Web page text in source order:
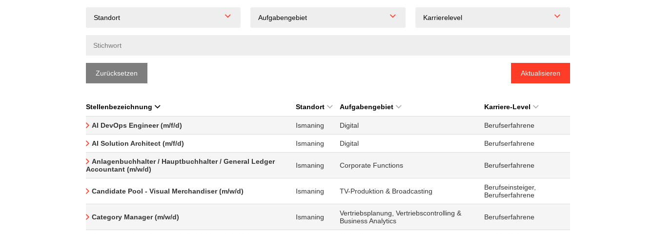
Standort Aufgabengebiet Karrierelevel
Zurücksetzen Aktualisieren
Stellenbezeichnung Standort Aufgabengebiet Karriere-Level
AI DevOps Engineer (m/f/d) Ismaning Digital Berufserfahrene
AI Solution Architect (m/f/d) Ismaning Digital Berufserfahrene
Anlagenbuchhalter / Hauptbuchhalter / General Ledger
Accountant (m/w/d)
Ismaning Corporate Functions Berufserfahrene
Candidate Pool - Visual Merchandiser (m/w/d) Ismaning TV-Produktion & Broadcasting
Berufseinsteiger,
Berufserfahrene
Category Manager (m/w/d) Ismaning
Vertriebsplanung, Vertriebscontrolling &
Business Analytics
Berufserfahrene